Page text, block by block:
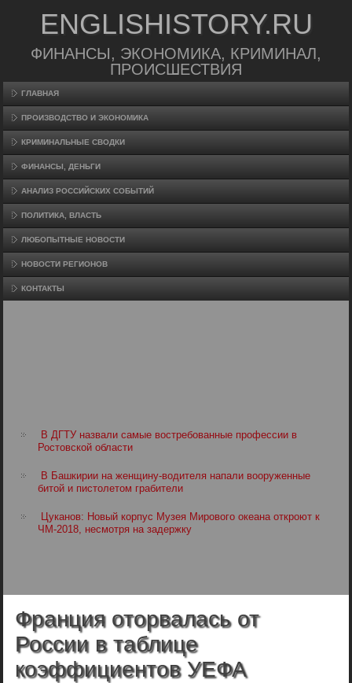
ENGLISHISTORY.RU
ФИНАНСЫ, ЭКОНОМИКА, КРИМИНАЛ,
ПРОИСШЕСТВИЯ
ГЛАВНАЯ
ПРОИЗВΟДСТВО И ЭКОНОМИКА
КРИМИНАЛЬНЫЕ СВОДКИ
ФИНАНСЫ, ДЕНЬГИ
АНАЛИЗ РОССИЙСКИХ СОБЫТИЙ
ПОЛИТИКА, ВЛАСТЬ
ЛЮБОПЫТНЫЕ НОВОСТИ
НОВОСТИ РЕГИОНОВ
КОНТАКТЫ
В ДГТУ назвали самые востребованные профессии в
Ростовской области
В Башкирии на женщину-водителя напали вооруженные
битой и пистолетом грабители
Цуканов: Новый корпус Музея Мирового океана откроют к
ЧМ-2018, несмотря на задержку
Франция оторвалась от
России в таблице
коэффициентов УЕФА